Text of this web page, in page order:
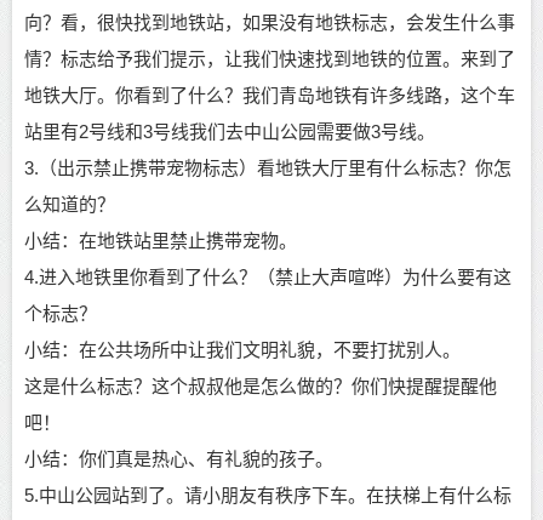
向？看，很快找到地铁站，如果没有地铁标志，会发生什么事
情？标志给予我们提示，让我们快速找到地铁的位置。来到了
地铁大厅。你看到了什么？我们青岛地铁有许多线路，这个车
站里有2号线和3号线我们去中山公园需要做3号线。
3.（出示禁止携带宠物标志）看地铁大厅里有什么标志？你怎
么知道的？
小结：在地铁站里禁止携带宠物。
4.进入地铁里你看到了什么？（禁止大声喧哗）为什么要有这
个标志？
小结：在公共场所中让我们文明礼貌，不要打扰别人。
这是什么标志？这个叔叔他是怎么做的？你们快提醒提醒他
吧！
小结：你们真是热心、有礼貌的孩子。
5.中山公园站到了。请小朋友有秩序下车。在扶梯上有什么标